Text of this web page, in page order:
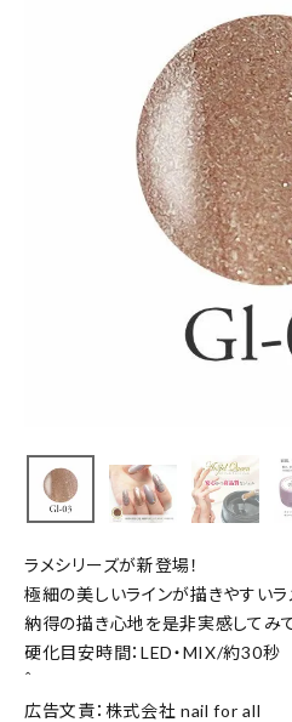
ラメシリーズが新登場！
極細の美しいラインが描きやすいラ
納得の描き心地を是非実感してみて
硬化目安時間：LED・MIX/約30秒
＾
広告文責：株式会社 nail for all